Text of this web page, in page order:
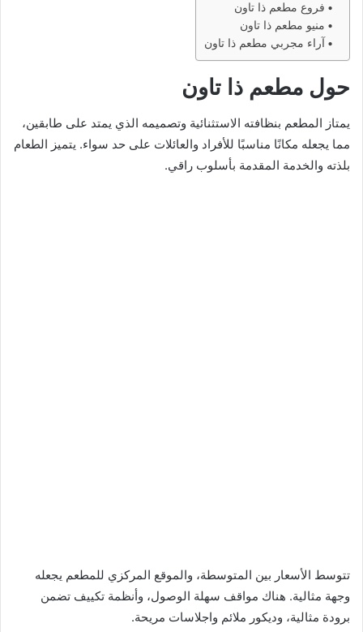
فروع مطعم ذا تاون
منيو مطعم ذا تاون
آراء مجربي مطعم ذا تاون
حول مطعم ذا تاون
يمتاز المطعم بنظافته الاستثنائية وتصميمه الذي يمتد على طابقين،
مما يجعله مكانًا مناسبًا للأفراد والعائلات على حد سواء. يتميز الطعام
بلذته والخدمة المقدمة بأسلوب راقي.
تتوسط الأسعار بين المتوسطة، والموقع المركزي للمطعم يجعله
وجهة مثالية. هناك مواقف سهلة الوصول، وأنظمة تكييف تضمن
برودة مثالية، وديكور ملائم واجلاسات مريحة.